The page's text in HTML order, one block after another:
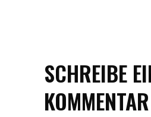
SCHREIBE
KOMMENTAR